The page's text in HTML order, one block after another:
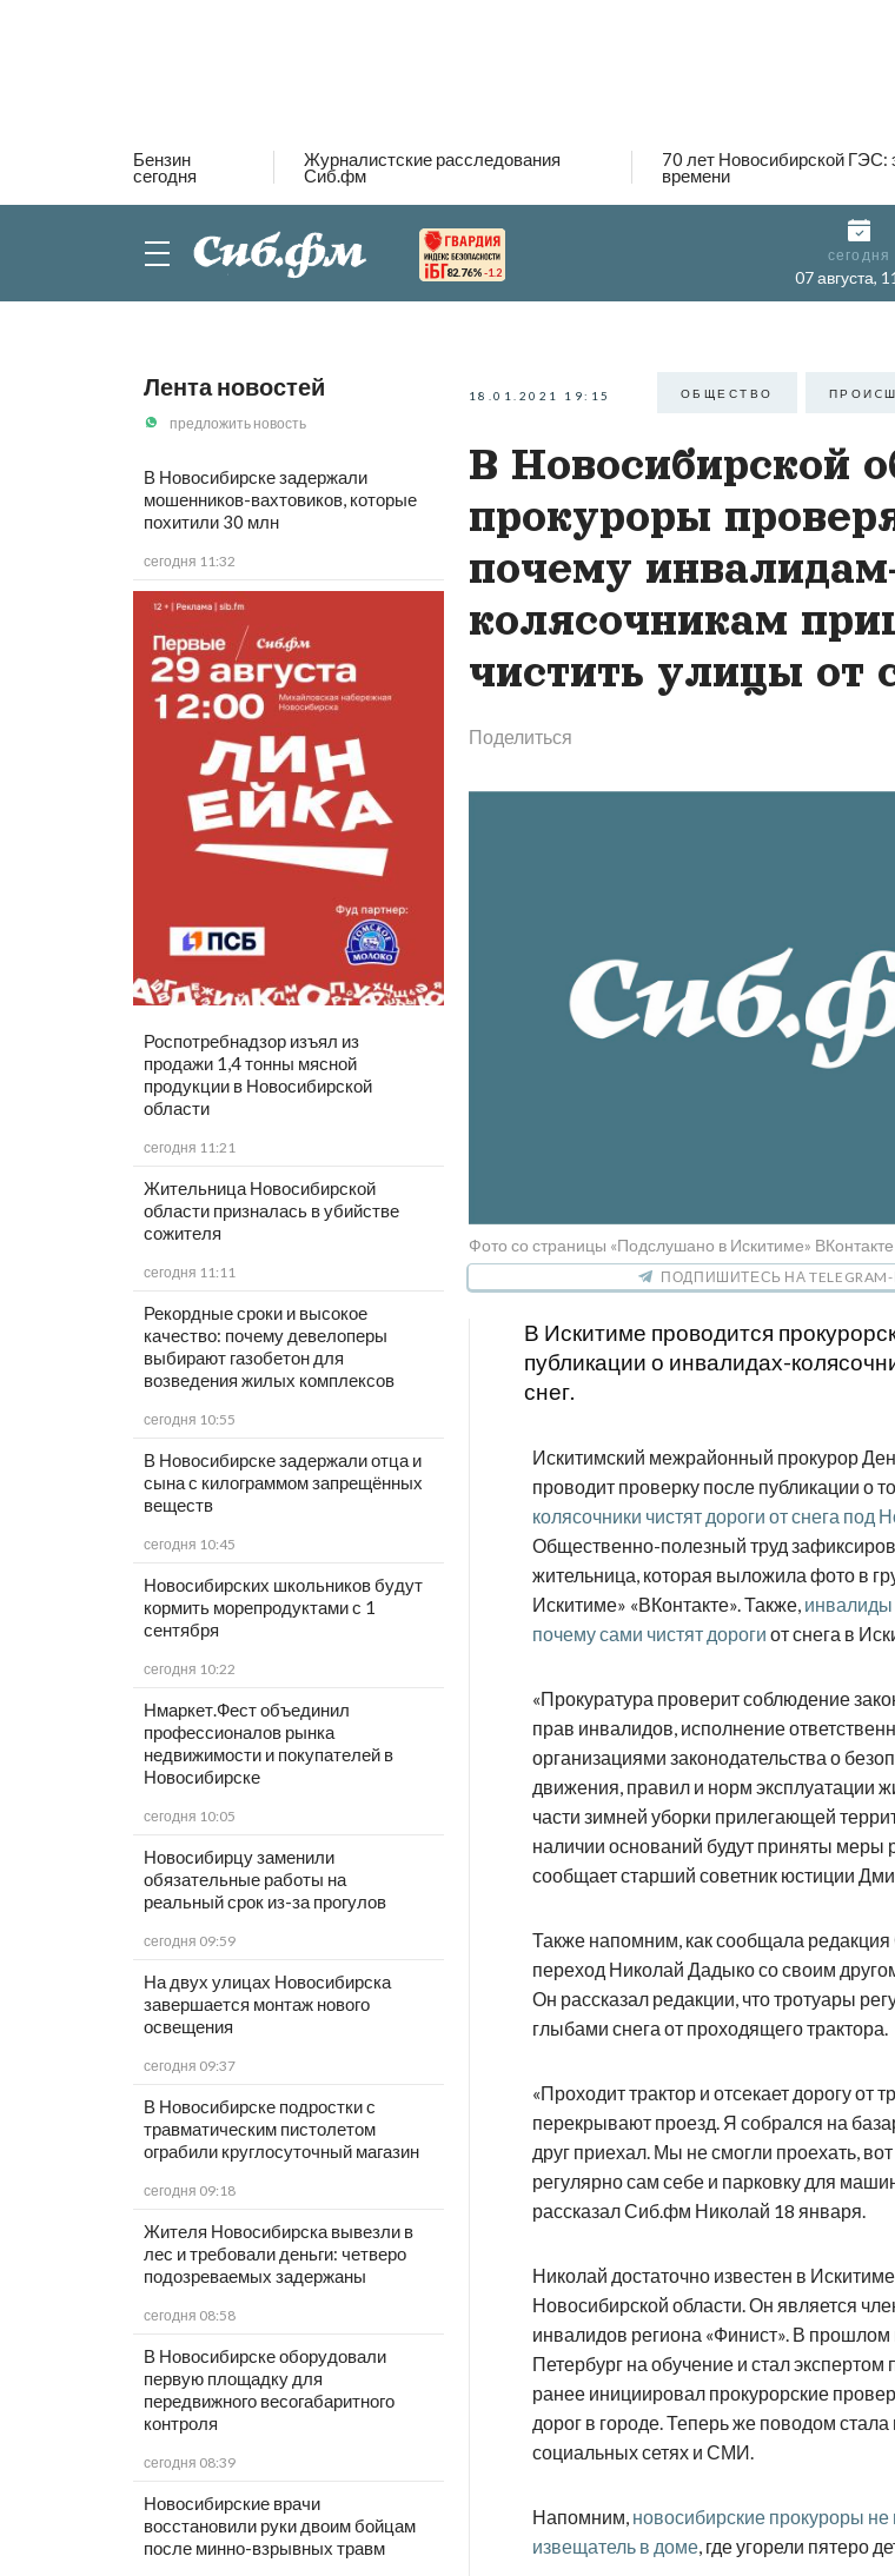
Бензин
сегодня
Журналистские расследования
Сиб.фм
70 лет Новосибирской ГЭС:
времени
82.76% -1.2
сегодня
07 августа,
Лента новостей
предложить новость
В Новосибирске задержали
мошенников-вахтовиков, которые
похитили 30 млн
сегодня 11:32
Роспотребнадзор изъял из
продажи 1,4 тонны мясной
продукции в Новосибирской
области
сегодня 11:21
Жительница Новосибирской
области призналась в убийстве
сожителя
сегодня 11:11
Рекордные сроки и высокое
качество: почему девелоперы
выбирают газобетон для
возведения жилых комплексов
сегодня 10:55
В Новосибирске задержали отца и
сына с килограммом запрещённых
веществ
сегодня 10:45
Новосибирских школьников будут
кормить морепродуктами с 1
сентября
сегодня 10:22
Нмаркет.Фест объединил
профессионалов рынка
недвижимости и покупателей в
Новосибирске
сегодня 10:05
Новосибирцу заменили
обязательные работы на
реальный срок из-за прогулов
сегодня 09:59
На двух улицах Новосибирска
завершается монтаж нового
освещения
сегодня 09:37
В Новосибирске подростки с
травматическим пистолетом
ограбили круглосуточный магазин
сегодня 09:18
Жителя Новосибирска вывезли в
лес и требовали деньги: четверо
подозреваемых задержаны
сегодня 08:58
В Новосибирске оборудовали
первую площадку для
передвижного весогабаритного
контроля
сегодня 08:39
Новосибирские врачи
восстановили руки двоим бойцам
после минно-взрывных травм
18.01.2021 19:15 ОБЩЕСТВО
В Новосибирской
прокуроры
почему
колясочникам
чистить улицы от
Поделиться
Фото со страницы «Подслушано в Искитиме» ВКонтакте
ПОДПИШИТЕСЬ НА
В Искитиме проводится
публикации о инвалидах-
снег.
Искитимский межрайонный прокурор
проводит проверку после публикации о
колясочники чистят дороги от снега под
Общественно-полезный труд
жительница, которая выложила фото в
Искитиме» «ВКонтакте». Также,
почему сами чистят дороги от снега в
«Прокуратура проверит соблюдение
прав инвалидов, исполнение
организациями законодательства о
движения, правил и норм эксплуатации
части зимней уборки прилегающей
наличии оснований будут приняты меры
сообщает старший советник юстиции
Также напомним, как сообщала
переход Николай Дадыко со своим
Он рассказал редакции, что тротуары
глыбами снега от проходящего трактора.
«Проходит трактор и отсекает дорогу от
перекрывают проезд. Я собрался на
друг приехал. Мы не смогли проехать,
регулярно сам себе и парковку для
рассказал Сиб.фм Николай 18 января.
Николай достаточно известен в
Новосибирской области. Он является
инвалидов региона «Финист». В прошлом
Петербург на обучение и стал экспертом
ранее инициировал прокурорские
дорог в городе. Теперь же поводом стала
социальных сетях и СМИ.
Напомним, новосибирские прокуроры
извещатель в доме, где угорели пятеро